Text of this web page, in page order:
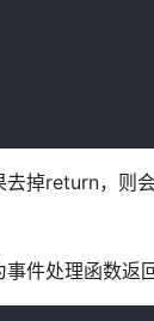
掉return，则
件处理函数